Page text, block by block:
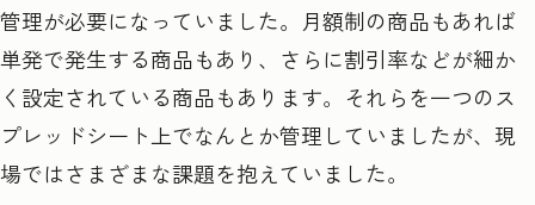
管理が必要になっていました。月額制の商品もあれば
単発で発生する商品もあり、さらに割引率などが細か
く設定されている商品もあります。それらを一つのス
プレッドシート上でなんとか管理していましたが、現
場ではさまざまな課題を抱えていました。